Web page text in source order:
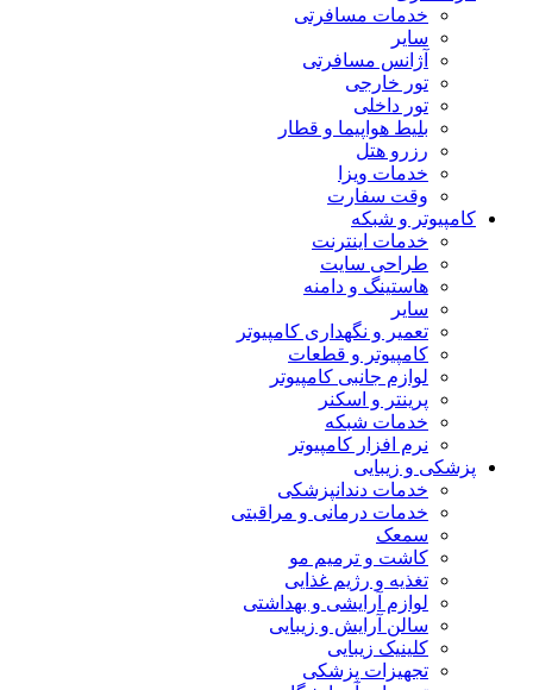
خدمات مسافرتی
سایر
آژانس مسافرتی
تور خارجی
تور داخلی
بلیط هواپیما و قطار
رزرو هتل
خدمات ویزا
وقت سفارت
کامپیوتر و شبکه
خدمات اینترنت
طراحی سایت
هاستینگ و دامنه
سایر
تعمیر و نگهداری کامپیوتر
کامپیوتر و قطعات
لوازم جانبی کامپیوتر
پرینتر و اسکنر
خدمات شبکه
نرم افزار کامپیوتر
پزشکی و زیبایی
خدمات دندانپزشکی
خدمات درمانی و مراقبتی
سمعک
کاشت و ترمیم مو
تغذیه و رژیم غذایی
لوازم آرایشی و بهداشتی
سالن آرایش و زیبایی
کلینیک زیبایی
تجهیزات پزشکی